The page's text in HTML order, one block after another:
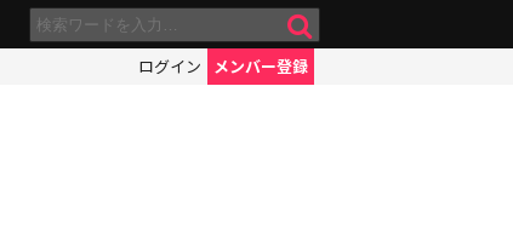
ログイン メンバー登録